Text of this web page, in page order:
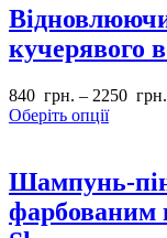
кучерявого
840 грн. – 2250 грн.
Оберіть опції
Шампунь-
фарбованим